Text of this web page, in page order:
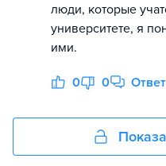
люди, которые
университете, я
ими.
0 0